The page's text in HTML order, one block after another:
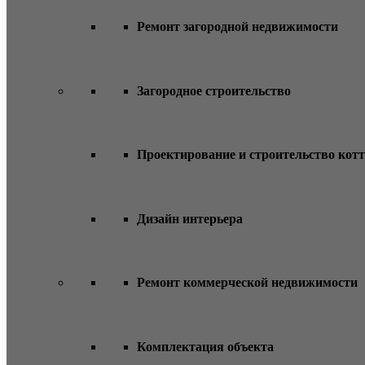
Ремонт загородной недвижимости
Загородное строительство
Проектирование и строительство
Дизайн интерьера
Ремонт коммерческой недвижимости
Комплектация объекта